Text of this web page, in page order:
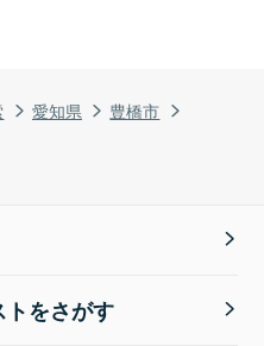
愛知県
豊橋市
をさがす